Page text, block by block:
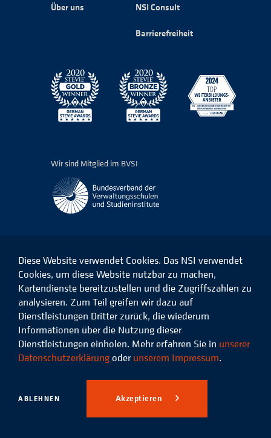
Über uns NSI Consult
Barrierefreiheit
Wir sind Mitglied im BVSI
Das
NSI
Facebook
Das
NSI
auf
LinkedIn
Das
NSI
auf
Instagram
Das
Xing
© 2026 Niedersächsisches
Studieninstitut für kommunale
Verwaltung e.V.
Datenschutz Impressum
Diese Website verwendet Cookies. Das NSI verwendet
Cookies, um diese Website nutzbar zu machen,
Kartendienste bereitzustellen und die Zugriffszahlen zu
analysieren. Zum Teil greifen wir dazu auf
Dienstleistungen Dritter zurück, die wiederum
Informationen über die Nutzung dieser
Dienstleistungen einholen. Mehr erfahren Sie in unserer
Datenschutzerklärung oder unserem Impressum.
ABLEHNEN Akzeptieren